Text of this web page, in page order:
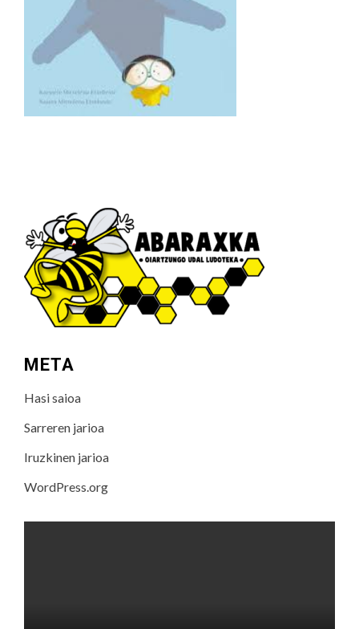
META
Hasi saioa
Sarreren jarioa
Iruzkinen jarioa
WordPress.org